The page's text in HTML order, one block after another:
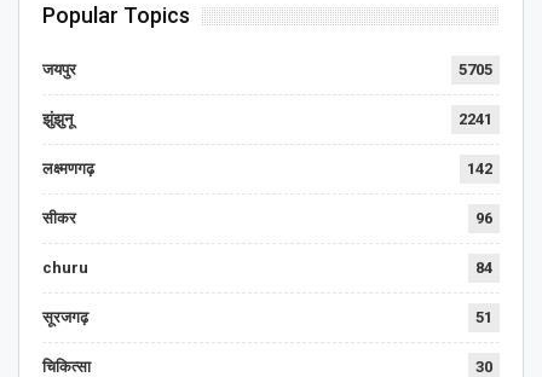
Popular Topics
जयपुर 5705
झुंझुनू 2241
लक्ष्मणगढ़ 142
सीकर 96
churu 84
सूरजगढ़ 51
चिकित्सा 30